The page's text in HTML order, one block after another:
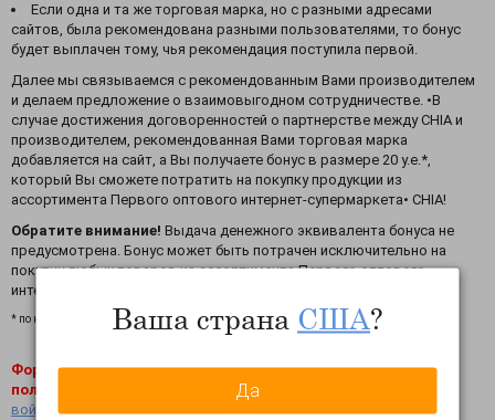
Если одна и та же торговая марка, но с разными адресами
сайтов, была рекомендована разными пользователями, то бонус
будет выплачен тому, чья рекомендация поступила первой.
Далее мы связываемся с рекомендованным Вами производителем
и делаем предложение о взаимовыгодном сотрудничестве. •В
случае достижения договоренностей о партнерстве между CHIA и
производителем, рекомендованная Вами торговая марка
добавляется на сайт, а Вы получаете бонус в размере 20 у.е.*,
который Вы сможете потратить на покупку продукции из
ассортимента Первого оптового интернет-супермаркета• CHIA!
Обратите внимание! Выдача денежного эквивалента бонуса не
предусмотрена. Бонус может быть потрачен исключительно на
покупку любых товаров из ассортимента Первого оптового
интернет-супермаркета CHIA.
* по курсу, действующему на момент выставления счета
Форму могут заполнить только зарегистрированные
пользователи!
Если Вы уже зарегистрированы - пожалуйста,
войдитепод своими регистрационными данными. Если Вы еще не
Ваша страна США?
Да